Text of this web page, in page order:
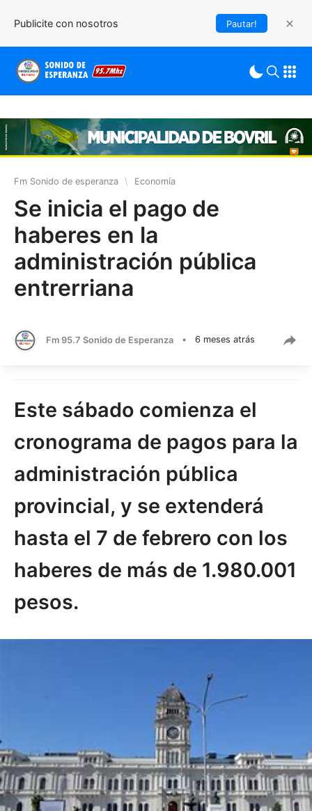
Publicite con nosotros Pautar!
Fm Sonido de esperanza \ Economía
Se inicia el pago de
haberes en la
administración pública
entrerriana
Fm 95.7 Sonido de Esperanza • 6 meses atrás
Este sábado comienza el
cronograma de pagos para la
administración pública
provincial, y se extenderá
hasta el 7 de febrero con los
haberes de más de 1.980.001
pesos.